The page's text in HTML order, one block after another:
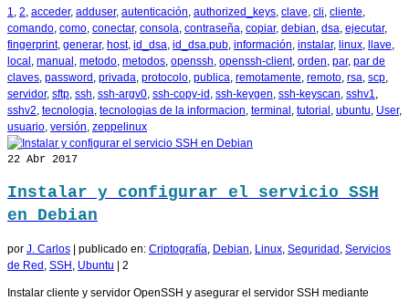
1, 2, acceder, adduser, autenticación, authorized_keys, clave, cli, cliente,
comando, como, conectar, consola, contraseña, copiar, debian, dsa, ejecutar,
fingerprint, generar, host, id_dsa, id_dsa.pub, información, instalar, linux, llave,
local , manual , metodo, metodos, openssh, openssh-client, orden, par, par de
claves, password , privada, protocolo, publica, remotamente, remoto, rsa, scp,
servidor, sftp, ssh, ssh-argv0, ssh-copy-id , ssh-keygen, ssh-keyscan, sshv1,
sshv2, tecnologia, tecnologias de la informacion, terminal , tutorial , ubuntu, User,
usuario, versión, zeppelinux
22 Abr 2017
Instalar y configurar el servicio SSH
en Debian
por J. Carlos | publicado en: Criptografía Debian Linux Seguridad Servicios
de Red SSH Ubuntu | 2
Instalar cliente y servidor OpenSSH y asegurar el servidor SSH mediante